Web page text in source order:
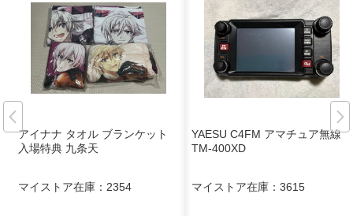
アイナナ タオル ブランケット
入場特典 九条天
マイストア在庫： 2354
YAESU C4FM アマチュア無線 F
TM-400XD
マイストア在庫： 3615